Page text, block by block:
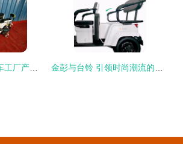
天津小军刀牌电动车工厂产品展 品质三轮，便捷出行 金彭与台铃 引领时尚潮流的休闲三轮车，五年长续航打造出行新标杆